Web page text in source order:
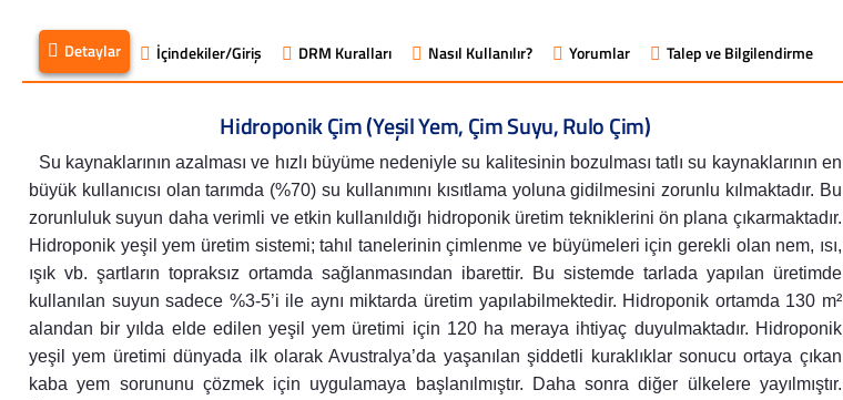
Detaylar İçindekiler/Giriş DRM Kuralları Nasıl Kullanılır? Yorumlar Talep ve Bilgilendirme
Hidroponik Çim (Yeşil Yem, Çim Suyu, Rulo Çim)
Su kaynaklarının azalması ve hızlı büyüme nedeniyle su kalitesinin bozulması tatlı su kaynaklarının en
büyük kullanıcısı olan tarımda (%70) su kullanımını kısıtlama yoluna gidilmesini zorunlu kılmaktadır. Bu
zorunluluk suyun daha verimli ve etkin kullanıldığı hidroponik üretim tekniklerini ön plana çıkarmaktadır.
Hidroponik yeşil yem üretim sistemi; tahıl tanelerinin çimlenme ve büyümeleri için gerekli olan nem, ısı,
ışık vb. şartların topraksız ortamda sağlanmasından ibarettir. Bu sistemde tarlada yapılan üretimde
kullanılan suyun sadece %3-5’i ile aynı miktarda üretim yapılabilmektedir. Hidroponik ortamda 130 m²
alandan bir yılda elde edilen yeşil yem üretimi için 120 ha meraya ihtiyaç duyulmaktadır. Hidroponik
yeşil yem üretimi dünyada ilk olarak Avustralya’da yaşanılan şiddetli kuraklıklar sonucu ortaya çıkan
kaba yem sorununu çözmek için uygulamaya başlanılmıştır. Daha sonra diğer ülkelere yayılmıştır.